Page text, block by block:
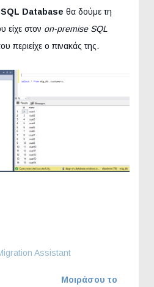
Database θα δούμε τη
είχε στον on-premise SQL
περιείχε ο πινακάς της.
Assistant
Μοιράσου το